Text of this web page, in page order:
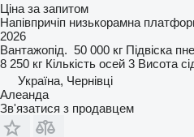
Ціна за запитом
Напівпричіп низькорамна
2026
Вантажопід. 50 000 кг Підвіска
8 250 кг Кількість осей 3 Висота
Україна, Чернівці
Алеанда
Зв'язатися з продавцем